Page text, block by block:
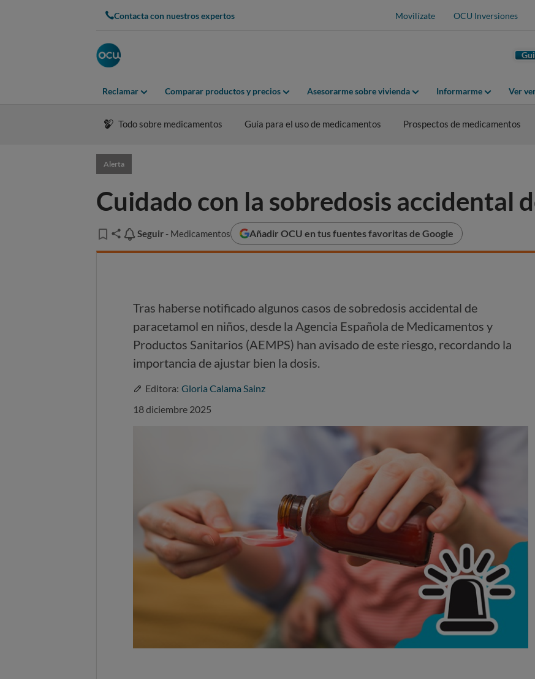
Contacta con nuestros expertos Movilízate OCU Inversiones
Reclamar Comparar productos y precios Asesorarme sobre vivienda Informarme Ver
Todo sobre medicamentos Guía para el uso de medicamentos Prospectos de medicamentos
Alerta
Cuidado con la sobredosis accidental
Seguir
Seguir - Medicamentos Añadir OCU en tus fuentes favoritas de Google
Tras haberse notificado algunos casos de sobredosis accidental de
paracetamol en niños, desde la Agencia Española de Medicamentos y
Productos Sanitarios (AEMPS) han avisado de este riesgo, recordando la
importancia de ajustar bien la dosis.
Editora: Gloria Calama Sainz
18 diciembre 2025